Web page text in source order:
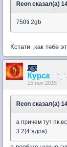
Reon сказал(а)
750ti 2gb
Кстати ,как тебе
Курск
15 ноя 2015
Reon сказал(а)
а причем тут
3.2(4 ядра)